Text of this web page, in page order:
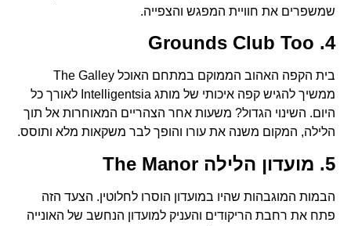
שמשפרים את חוויית המפגש והצפייה.
בית הקפה האהוב הממוקם במתחם האוכל The Galley
ממשיך להגיש קפה איכותי של מותג Intelligentsia לאורך כל
היום. השינוי הגדול? משעות אחר הצהריים המאוחרות אל תוך
הלילה, המקום משנה את עורו והופך לבר משקאות מלא ותוסס.
הבמות המוגבהות שהיו במועדון הוסרו לחלוטין. הצעד הזה
פתח את רחבת הריקודים והעניק למועדון הנחשב של האונייה